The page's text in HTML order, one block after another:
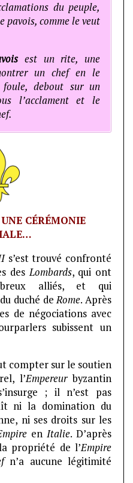
du peuple,
pavois, comme le veut
est un rite, une
un chef en le
debout sur un
l’acclament et le
CÉRÉMONIE
s’est trouvé confronté
desLombards, qui ont
alliés, et qui
duché deRome. Après
de négociations avec
subissent un
compter sur le soutien
l’Empereurbyzantin
; il n’est pas
ni la domination du
ni ses droits sur les
en Italie. D’après
propriété de l’Empire
n’a aucune légitimité